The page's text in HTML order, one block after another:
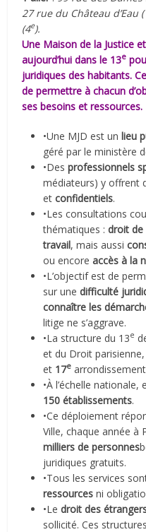
27 rue du Château d’Eau
(4e).
Une Maison de la Justice
aujourd’hui dans le 13e
juridiques des habitants.
de permettre à chacun
ses besoins et ressources.
•Une MJD est un lieu
géré par le ministère
•Desprofessionnels
médiateurs) y offrent
etconfidentiels.
•Les consultations
thématiques :droit de
travail, mais aussi
ou encoreaccès à la
•L’objectif est de
sur unedifficulté
connaître les
litige ne s’aggrave.
•La structure du 13e
et du Droit
et 17e
•À l’échelle nationale,
150 établissements.
•Ce déploiement
Ville, chaque année à
milliers de personnes
juridiques gratuits.
•Tous les services
ressourcesni
•Ledroit des
sollicité. Ces